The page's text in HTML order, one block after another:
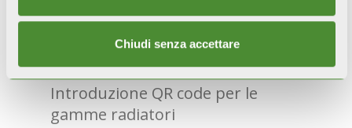
Chiudi senza accettare
Digitalizzazione delle
istruzioni di prodotto
Introduzione QR code per le
gamme radiatori